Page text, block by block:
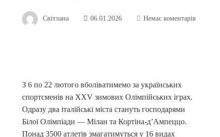
Світлана 06.01.2026 Немає коментарів
З 6 по 22 лютого вболіватимемо за українських
спортсменів на XXV зимових Олімпійських іграх.
Одразу два італійські міста стануть господарями
Білої Олімпіади — Мілан та Кортіна-д’Ампеццо.
Понад 3500 атлетів змагатимуться у 16 видах